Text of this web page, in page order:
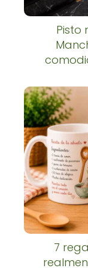
Pisto
7